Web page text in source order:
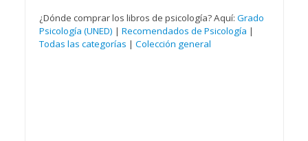
¿Dónde comprar los libros de psicología? Aquí: Grado
Psicología (UNED) | Recomendados de Psicología |
Todas las categorías | Colección general